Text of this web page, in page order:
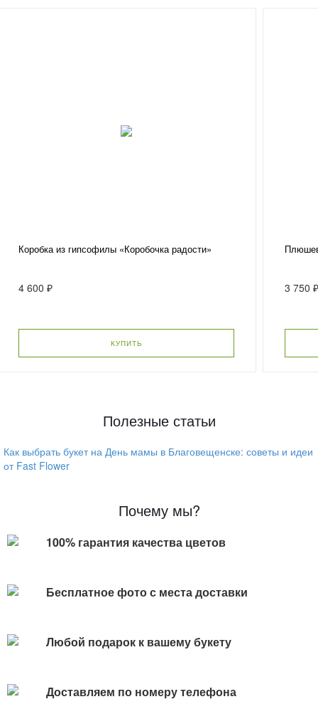
Коробка из гипсофилы «Коробочка радости»
4 600 ₽
КУПИТЬ
3 750
Полезные статьи
Как выбрать букет на День мамы в Благовещенске: советы и идеи
от Fast Flower
Почему мы?
100% гарантия качества цветов
Бесплатное фото с места доставки
Любой подарок к вашему букету
Доставляем по номеру телефона